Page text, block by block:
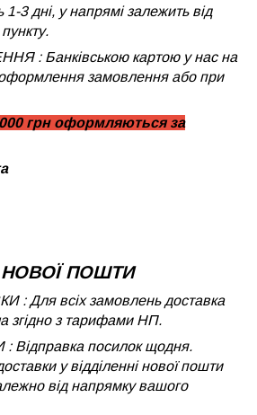
3 дні, у напрямі залежить від
: Банківською картою у нас на
оформлення замовлення або при
грн оформляються за
НОВОЇ ПОШТИ
: Для всіх замовлень доставка
згідно з тарифами НП.
посилок щодня.
у відділенні нової пошти
від напрямку вашого